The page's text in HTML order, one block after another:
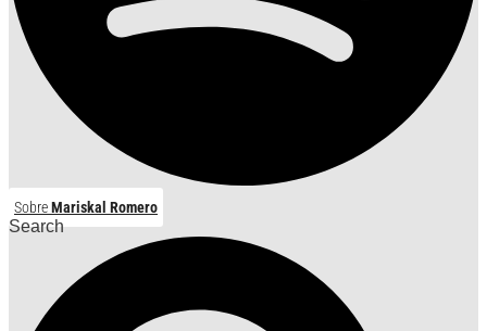
SobreMariskal Romero
Search